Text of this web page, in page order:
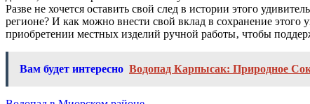
Разве не хочется оставить свой след в истории этого
регионе? И как можно внести свой вклад в сохранение этого
приобретении местных изделий ручной работы‚ чтобы
Вам будет интересно Водопад Карпысак: Природное